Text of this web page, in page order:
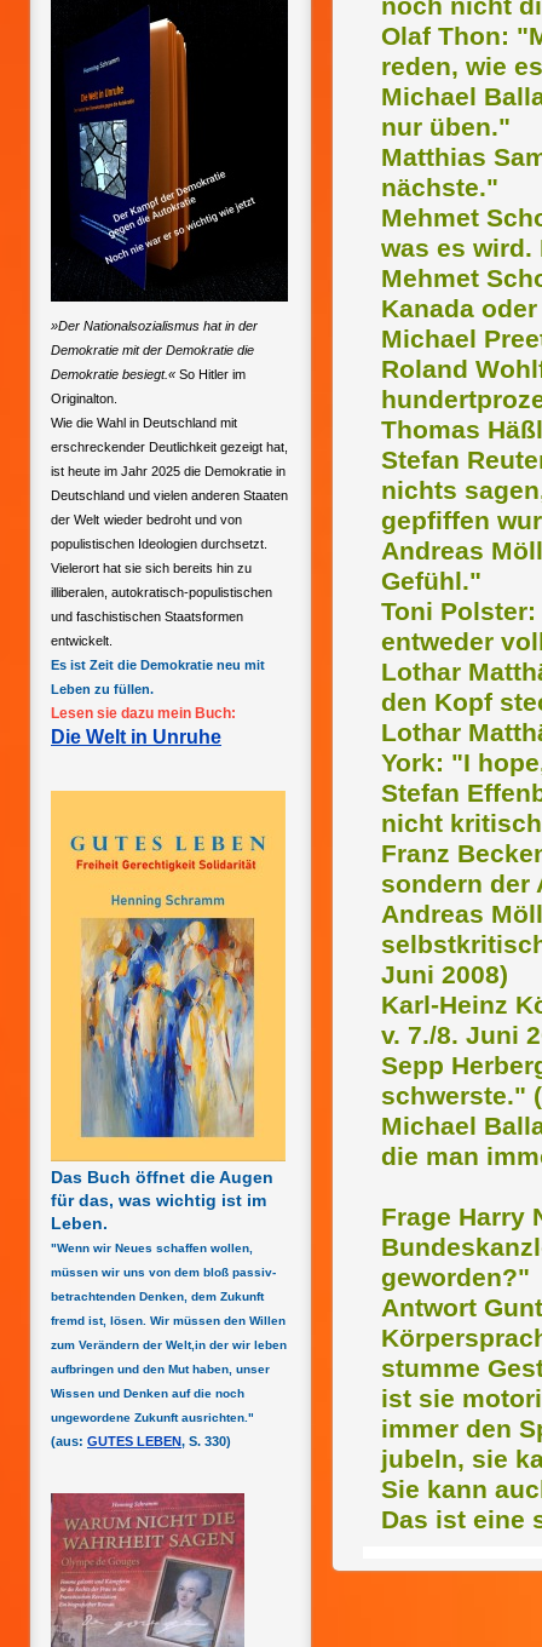
»Der Nationalsozialismus hat in der
Demokratie mit der Demokratie die
Demokratie besiegt.« So Hitler im
Originalton.
Wie die Wahl in Deutschland mit
erschreckender Deutlichkeit gezeigt hat,
ist heute im Jahr 2025 die Demokratie in
Deutschland und vielen anderen Staaten
der Welt wieder bedroht und von
populistischen Ideologien durchsetzt.
Vielerort hat sie sich bereits hin zu
illiberalen, autokratisch-populistischen
und faschistischen Staatsformen
entwickelt.
Es ist Zeit die Demokratie neu mit
Leben zu füllen.
Lesen sie dazu mein Buch:
Die Welt in Unruhe
Das Buch öffnet die Augen
für das, was wichtig ist im
Leben.
"Wenn wir Neues schaffen wollen,
müssen wir uns von dem bloß passiv-
betrachtenden Denken, dem Zukunft
fremd ist, lösen. Wir müssen den Willen
zum Verändern der Welt,in der wir leben
aufbringen und den Mut haben, unser
Wissen und Denken auf die noch
ungewordene Zukunft ausrichten."
(aus: GUTES LEBEN, S. 330)
Olaf Thon:
reden, wie
Michael
nur üben."
Matthias
nächste."
Mehmet
was es wird.
Mehmet
Kanada
Michael
Roland
Thomas
Stefan
nichts
gepfiffen
Andreas
Gefühl."
Toni
entweder
Lothar
den Kopf
Lothar
York: "I
Stefan
nicht
Franz
sondern der
Andreas
Juni 2008)
Karl-Heinz
v. 7./8. Juni
Sepp
schwerste."
Michael
die man
Frage Harry
geworden?"
Antwort
stumme
ist sie
immer den
jubeln, sie
Sie kann
Das ist eine